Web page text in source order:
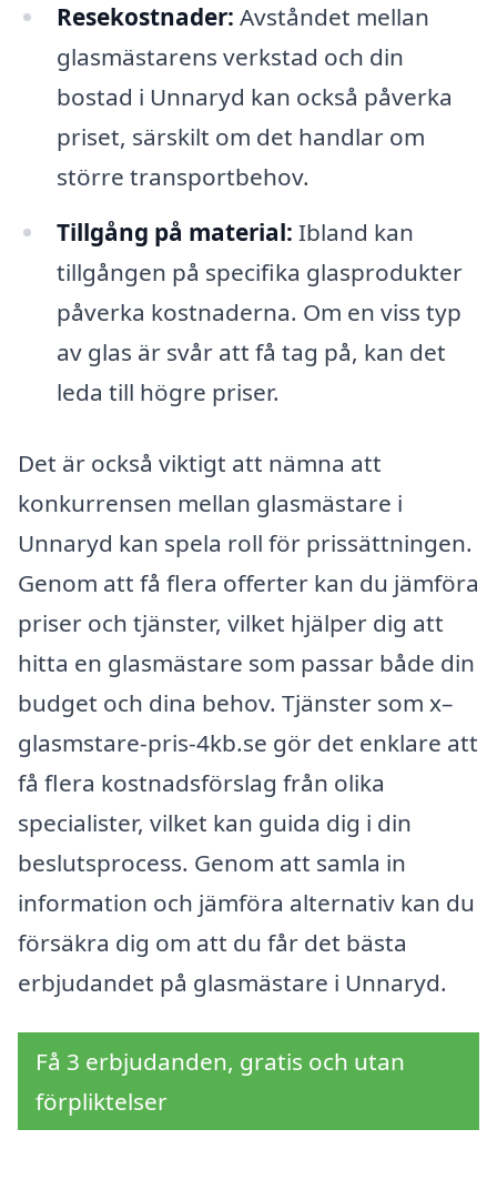
Resekostnader: Avståndet mellan
glasmästarens verkstad och din
bostad i Unnaryd kan också påverka
priset, särskilt om det handlar om
större transportbehov.
Tillgång på material: Ibland kan
tillgången på specifika glasprodukter
påverka kostnaderna. Om en viss typ
av glas är svår att få tag på, kan det
leda till högre priser.
Det är också viktigt att nämna att
konkurrensen mellan glasmästare i
Unnaryd kan spela roll för prissättningen.
Genom att få flera offerter kan du jämföra
priser och tjänster, vilket hjälper dig att
hitta en glasmästare som passar både din
budget och dina behov. Tjänster som x–
glasmstare-pris-4kb.se gör det enklare att
få flera kostnadsförslag från olika
specialister, vilket kan guida dig i din
beslutsprocess. Genom att samla in
information och jämföra alternativ kan du
försäkra dig om att du får det bästa
erbjudandet på glasmästare i Unnaryd.
Få 3 erbjudanden, gratis och utan
förpliktelser